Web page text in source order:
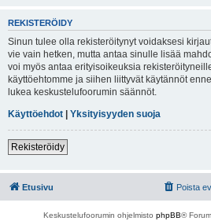
REKISTERÖIDY
Sinun tulee olla rekisteröitynyt voidaksesi
vie vain hetken, mutta antaa sinulle lisää
voi myös antaa erityisoikeuksia
käyttöehtomme ja siihen liittyvät käytännöt
lukea keskustelufoorumin säännöt.
Käyttöehdot | Yksityisyyden suoja
Rekisteröidy
Etusivu Poista
Keskustelufoorumin ohjelmisto phpBB®